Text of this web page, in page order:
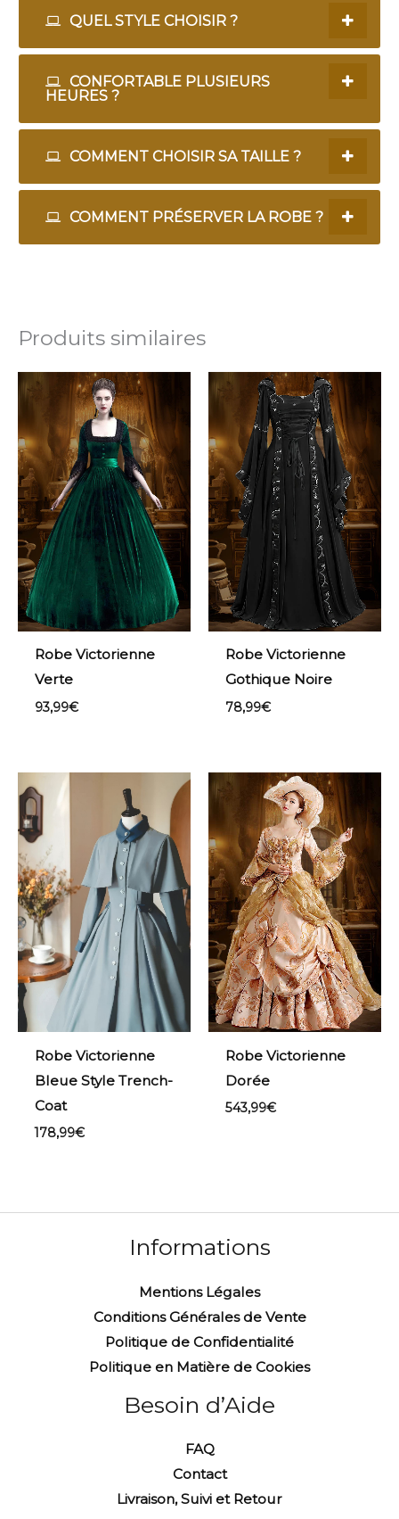
QUEL STYLE CHOISIR ?
CONFORTABLE PLUSIEURS
HEURES ?
COMMENT CHOISIR SA TAILLE ?
COMMENT PRÉSERVER LA ROBE ?
Produits similaires
Robe Victorienne
Verte
93,99€
Robe Victorienne
Gothique Noire
78,99€
Robe Victorienne
Bleue Style Trench-
Coat
178,99€
Robe Victorienne
Dorée
543,99€
Informations
Mentions Légales
Conditions Générales de Vente
Politique de Confidentialité
Politique en Matière de Cookies
Besoin d’Aide
FAQ
Contact
Livraison, Suivi et Retour